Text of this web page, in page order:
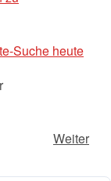
Suche heute
Weiter